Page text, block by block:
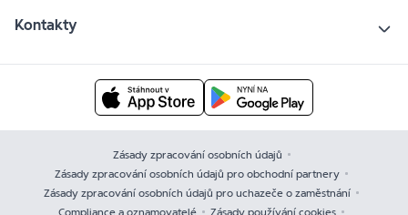
Kontakty
Zásady zpracování osobních údajů
Zásady zpracování osobních údajů pro obchodní partnery
Zásady zpracování osobních údajů pro uchazeče o zaměstnání
Compliance a oznamovatelé
Zásady používání cookies